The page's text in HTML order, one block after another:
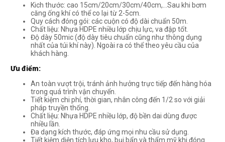
Kich thước: cao 15cm/20cm/30cm/40cm,…Sau khi bơm
căng ống khí có thể co lại từ 2-5cm.
Quy cách đóng gói: các cuộn có độ dài chuẩn 50m.
Chất liệu: Nhựa HDPE nhiều lớp chịu lực, va đập tốt.
Độ dày 50mic (độ dày tiêu chuẩn cũng như thông dụng
nhất của túi khí này). Ngoài ra có thể theo yêu cầu của
khách hàng.
Ưu điểm:
An toàn vượt trội, tránh ảnh hưởng trực tiếp đến hàng hóa
trong quá trình vận chuyển.
Tiết kiệm chi phí, thời gian, nhân công đến 1/2 so với giải
pháp truyền thống.
Chất liệu: Nhựa HDPE nhiều lớp, độ bền dai dùng được
nhiều lần.
Đa dạng kích thước, đáp ứng mọi nhu cầu sử dụng.
Tiết kiệm diện tích lưu kho, bụi bẩn và thẩm mỹ khi đóng